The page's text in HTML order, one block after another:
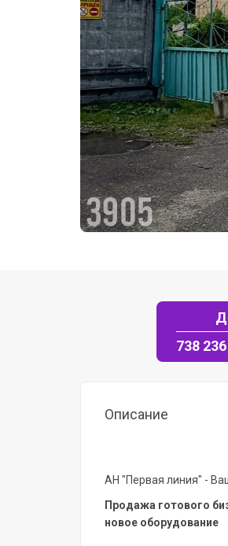
738
Описание
АН "Первая линия" -
Продажа готового
новое оборудование